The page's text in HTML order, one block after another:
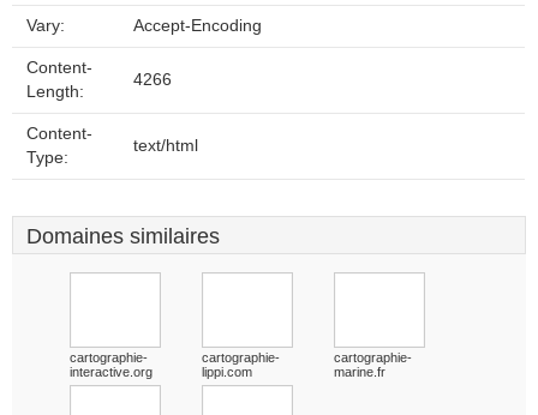
Vary: Accept-Encoding
Content-
Length:
4266
Content-
Type:
text/html
Domaines similaires
cartographie-
interactive.org
cartographie-
lippi.com
cartographie-
marine.fr